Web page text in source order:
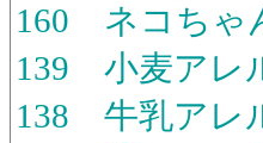
160 ネコちゃ
139 小麦アレ
138 牛乳アレ